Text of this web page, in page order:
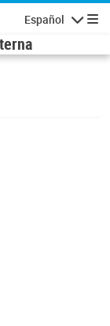
Español